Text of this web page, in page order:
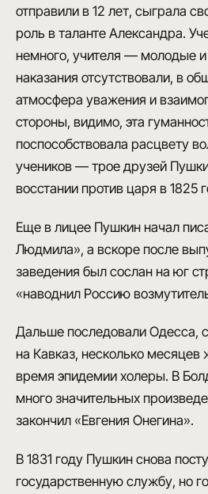
отправили в 12 лет, сыграла
роль в таланте Александра.
немного, учителя — молодые
наказания отсутствовали, в
атмосфера уважения и
стороны, видимо, эта
поспособствовала расцвету
учеников — трое друзей
восстании против царя в 1825
Еще в лицее Пушкин начал
Людмила», а вскоре после
заведения был сослан на юг
«наводнил Россию
Дальше последовали Одесса,
на Кавказ, несколько месяцев
время эпидемии холеры. В
много значительных
закончил «Евгения Онегина».
В 1831 году Пушкин снова
государственную службу, но